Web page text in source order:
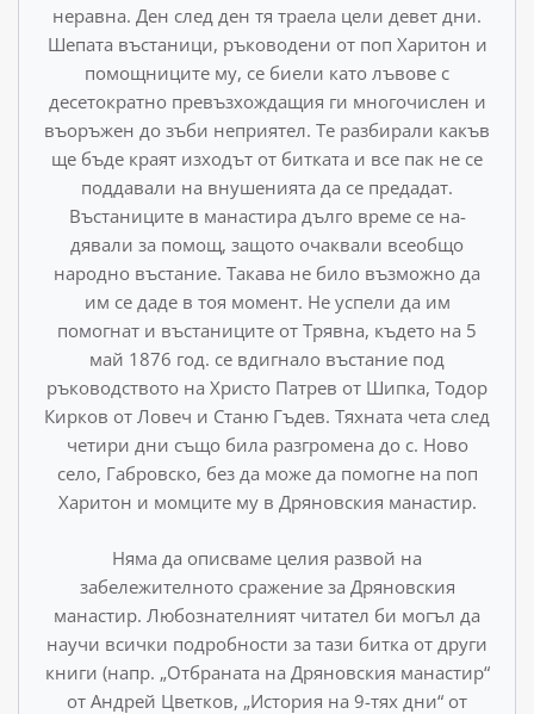
неравна. Ден след ден тя траела цели девет дни.
Шепата въстаници, ръководени от поп Харитон и
помощниците му, се биели като лъвове с
десетократно превъзхождащия ги многочислен и
въ­оръжен до зъби неприятел. Те разбирали какъв
ще бъде краят изходът от битката и все пак не се
поддавали на внушенията да се предадат.
Въстаниците в манастира дълго време се на­
дявали за помощ, защото очаквали всеобщо
народно въстание. Такава не било възможно да
им се даде в тоя момент. Не успели да им
помогнат и въстаниците от Трявна, където на 5
май 1876 год. се вдигнало въстание под
ръководството на Христо Патрев от Шипка, Тодор
Кирков от Ловеч и Станю Гъдев. Тяхната чета след
четири дни също била разгромена до с. Ново
село, Габровско, без да може да помогне на поп
Ха­ритон и момците му в Дряновския манастир.
Няма да описваме целия развой на
забележителното сра­жение за Дряновския
манастир. Любознателният читател би могъл да
научи всички подробности за тази битка от други
книги (напр. „Отбраната на Дряновския манастир“
от Ан­дрей Цветков, „История на 9-тях дни“ от